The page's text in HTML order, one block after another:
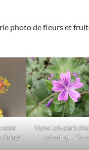
photo de fleurs et
Chine)
Malva sylvestris
sylvestre) – Face